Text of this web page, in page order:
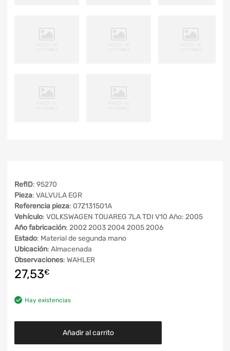
RefID: 95270
Pieza: VALVULA EGR
Referencia pieza: 07Z131501A
Vehículo: VOLKSWAGEN TOUAREG 7LA TDI V10 Año: 2005
Año fabricación: 2002 2003 2004 2005 2006
Estado: Material de segunda mano
Ubicación: Almacenada
Observaciones: WAHLER
27,53€
Hay existencias
Añadir al carrito